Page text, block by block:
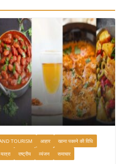
TOURISM आहार
खाना पकाने की विधि
यात्रा राष्ट्रीय व्यंजन समाचार